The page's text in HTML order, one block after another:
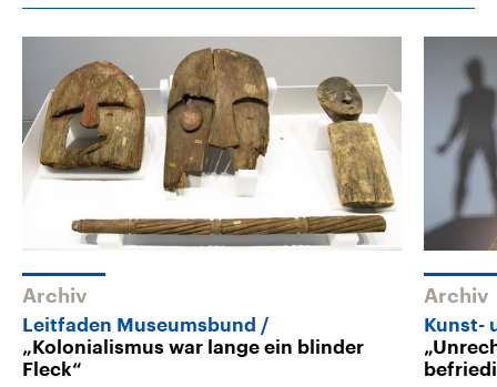
Archiv
Leitfaden Museumsbund
„Kolonialismus war lange ein blinder
Fleck“
Archiv
Kunst-